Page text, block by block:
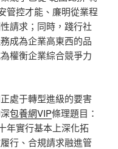
管控才能、廉明從業程
請求；同時，踐行社
成為企業高東西的品
權衡企業綜合競爭力
處于轉型進級的要害
包養網VIP條理題目：
年實行基本上深化拓
行、合規請求融進管